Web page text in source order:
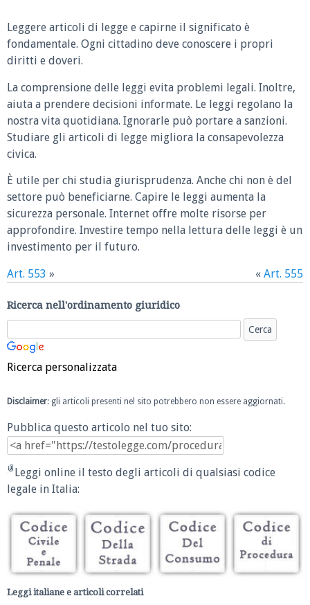
Leggere articoli di legge e capirne il significato è
fondamentale. Ogni cittadino deve conoscere i propri
diritti e doveri.
La comprensione delle leggi evita problemi legali. Inoltre,
aiuta a prendere decisioni informate. Le leggi regolano la
nostra vita quotidiana. Ignorarle può portare a sanzioni.
Studiare gli articoli di legge migliora la consapevolezza
civica.
È utile per chi studia giurisprudenza. Anche chi non è del
settore può beneficiarne. Capire le leggi aumenta la
sicurezza personale. Internet offre molte risorse per
approfondire. Investire tempo nella lettura delle leggi è un
investimento per il futuro.
Art. 553 » « Art. 555
Ricerca nell'ordinamento giuridico
Ricerca personalizzata
Disclaimer: gli articoli presenti nel sito potrebbero non essere aggiornati.
Pubblica questo articolo nel tuo sito:
Leggi online il testo degli articoli di qualsiasi codice
legale in Italia:
Leggi italiane e articoli correlati